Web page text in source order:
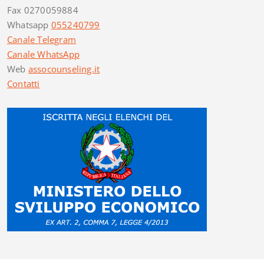
Fax 0270059884
Whatsapp 055240799
Canale Telegram
Canale WhatsApp
Web assocounseling.it
Contatti